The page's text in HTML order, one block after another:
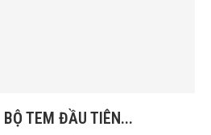
TEM ĐẦU TIÊN...